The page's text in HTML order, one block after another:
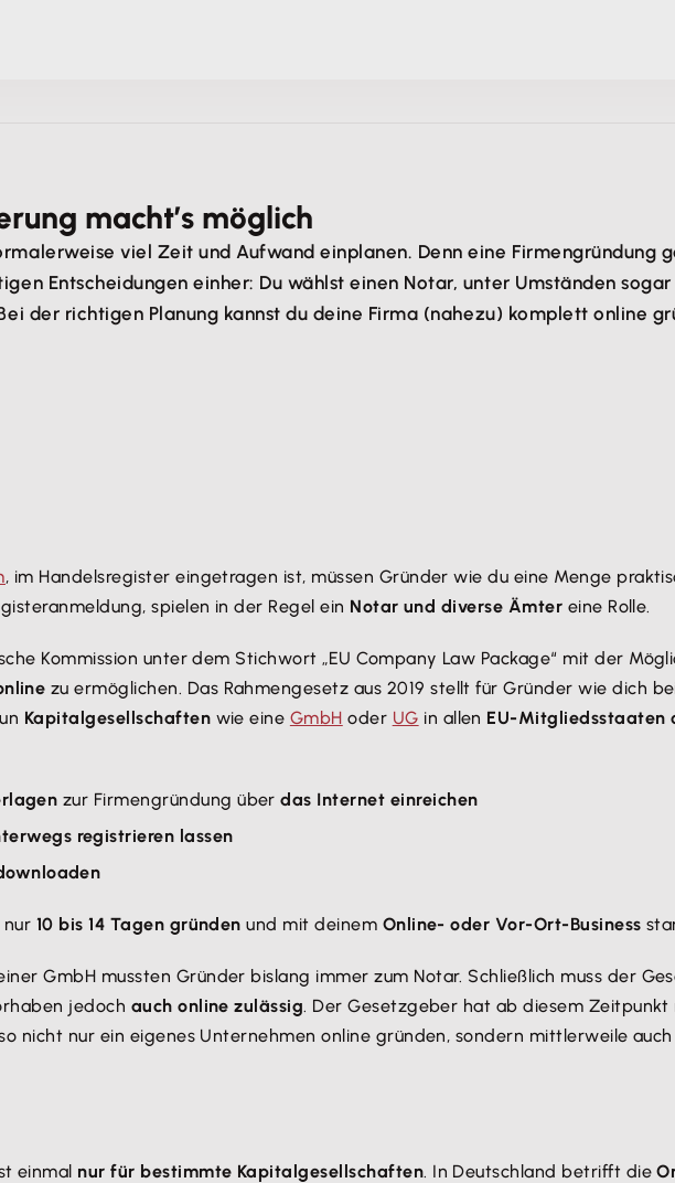
macht’s möglich
viel Zeit und Aufwand einplanen. Denn eine Firmengründung
Entscheidungen einher: Du wählst einen Notar, unter Umständen
der richtigen Planung kannst du deine Firma (nahezu) komplett online
, im Handelsregister eingetragen ist, müssen Gründer wie du eine Menge
spielen in der Regel ein Notar und diverse Ämter eine Rolle.
Kommission unter dem Stichwort „EU Company Law Package“ mit der
zu ermöglichen. Das Rahmengesetz aus 2019 stellt für Gründer wie dich
Kapitalgesellschaften wie eine GmbH oder UG in allen EU-Mitgliedsstaaten
zur Firmengründung überdas Internet einreichen
registrieren lassen
nur 10 bis 14 Tagen gründen und mit deinem Online- oder Vor-Ort-Business
GmbH mussten Gründer bislang immer zum Notar. Schließlich muss der
jedoch auch online zulässig. Der Gesetzgeber hat ab diesem
nicht nur ein eigenes Unternehmen online gründen, sondern mittlerweile
einmal nur für bestimmte Kapitalgesellschaften. In Deutschland betrifft die